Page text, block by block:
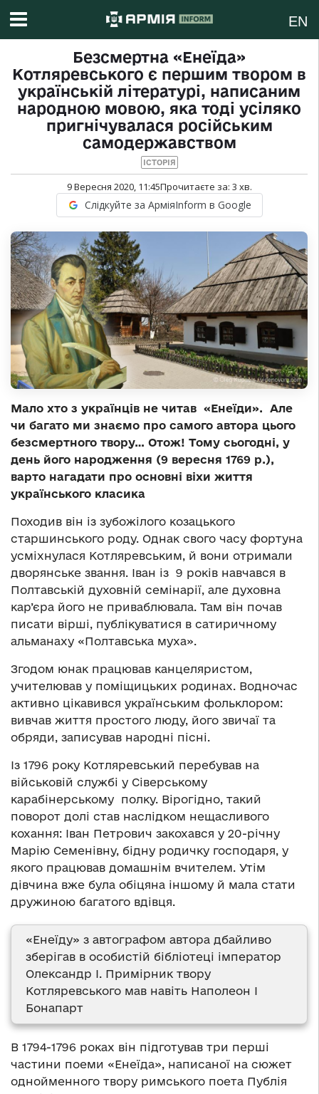
EN
Безсмертна «Енеїда»
Котляревського є першим твором в
українській літературі, написаним
народною мовою, яка тоді усіляко
пригнічувалася російським
самодержавством
ІСТОРІЯ
9 Вересня 2020, 11:45Прочитаєте за: 3 хв.
Слідкуйте за АрміяInform в Google
Мало хто з українців не читав «Енеїди». Але
чи багато ми знаємо про самого автора цього
безсмертного твору… Отож! Тому сьогодні, у
день його народження (9 вересня 1769 р.),
варто нагадати про основні віхи життя
українського класика
Походив він із зубожілого козацького
старшинського роду. Однак свого часу фортуна
усміхнулася Котляревським, й вони отримали
дворянське звання. Іван із 9 років навчався в
Полтавській духовній семінарії, але духовна
кар’єра його не приваблювала. Там він почав
писати вірші, публікуватися в сатиричному
альманаху «Полтавська муха».
Згодом юнак працював канцеляристом,
учителював у поміщицьких родинах. Водночас
активно цікавився українським фольклором:
вивчав життя простого люду, його звичаї та
обряди, записував народні пісні.
Із 1796 року Котляревський перебував на
військовій службі у Сіверському
карабінерському полку. Вірогідно, такий
поворот долі став наслідком нещасливого
кохання: Іван Петрович закохався у 20-річну
Марію Семенівну, бідну родичку господаря, у
якого працював домашнім вчителем. Утім
дівчина вже була обіцяна іншому й мала стати
дружиною багатого вдівця.
«Енеїду» з автографом автора дбайливо
зберігав в особистій бібліотеці імператор
Олександр І. Примірник твору
Котляревського мав навіть Наполеон І
Бонапарт
В 1794-1796 роках він підготував три перші
частини поеми «Енеїда», написаної на сюжет
однойменного твору римського поета Публія